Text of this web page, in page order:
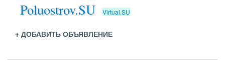
Poluostrov.SU Virtual.SU
+ ДОБАВИТЬ ОБЪЯВЛЕНИЕ